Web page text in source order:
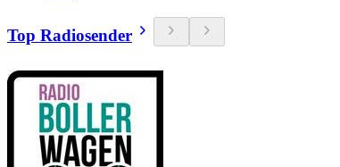
Top Radiosender